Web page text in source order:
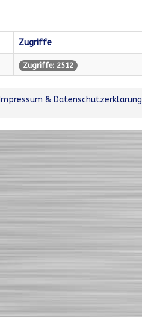
Zugriffe
Zugriffe: 2512
Impressum & Datenschutzerklärung